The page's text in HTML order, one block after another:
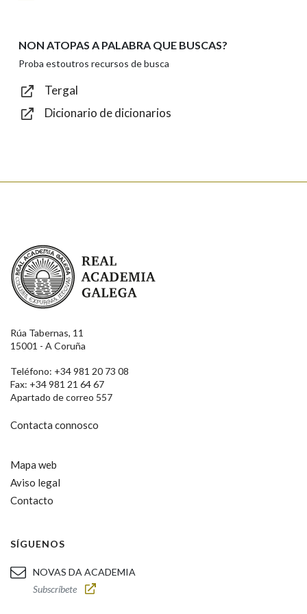
Texto de verificación
NON ATOPAS A PALABRA QUE BUSCAS?
Proba estoutros recursos de busca
Tergal
Dicionario de dicionarios
Real Academia Galega
Rúa Tabernas, 11
15001 - A Coruña
Teléfono: +34 981 20 73 08
Fax: +34 981 21 64 67
Apartado de correo 557
Contacta connosco
Mapa web
Aviso legal
Contacto
SÍGUENOS
NOVAS DA ACADEMIA
Subscríbete